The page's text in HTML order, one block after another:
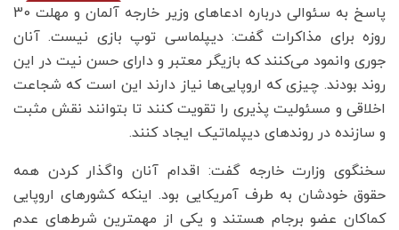
پاسخ به سئوالی درباره ادعاهای وزیر خارجه آلمان و مهلت 30
روزه برای مذاکرات گفت: دیپلماسی توپ بازی نیست. آنان
جوری وانمود می‌کنند که بازیگر معتبر و دارای حسن نیت در این
روند بودند. چیزی که اروپایی‌ها نیاز دارند این است که شجاعت
اخلاقی و مسئولیت پذیری را تقویت کنند تا بتوانند نقش مثبت
و سازنده در روندهای دیپلماتیک ایجاد کنند.
سخنگوی وزارت خارجه گفت: اقدام آنان واگذار کردن همه
حقوق خودشان به طرف آمریکایی بود. اینکه کشورهای اروپایی
کماکان عضو برجام هستند و یکی از مهمترین شرط‌های عدم